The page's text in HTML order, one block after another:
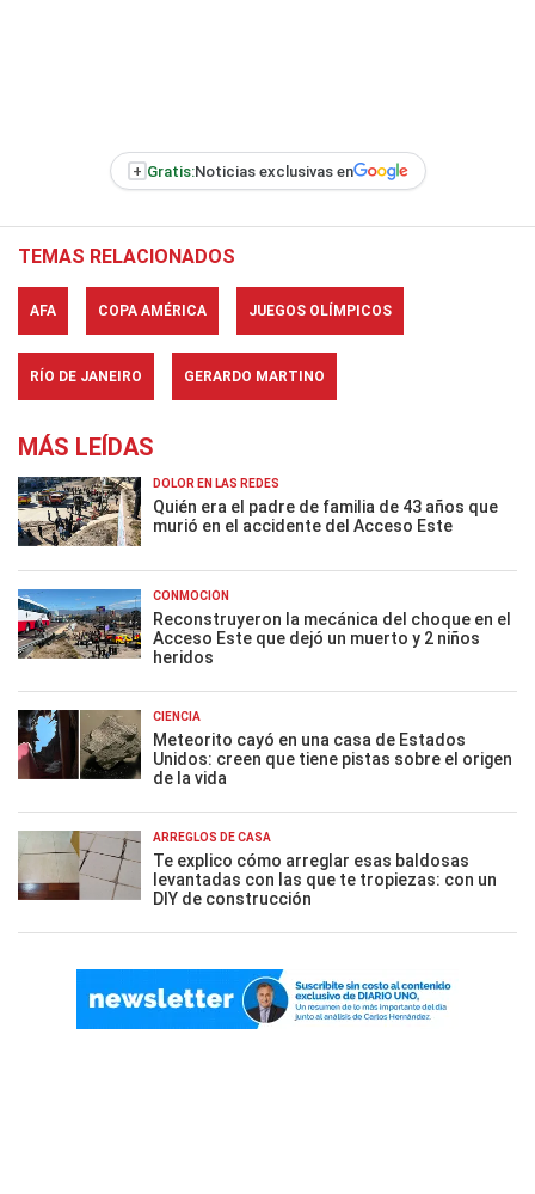
+ Gratis:Noticias exclusivas en
TEMAS RELACIONADOS
AFA COPA AMÉRICA JUEGOS OLÍMPICOS
RÍO DE JANEIRO GERARDO MARTINO
MÁS LEÍDAS
DOLOR EN LAS REDES
Quién era el padre de familia de 43 años que
murió en el accidente del Acceso Este
CONMOCIÓN
Reconstruyeron la mecánica del choque en el
Acceso Este que dejó un muerto y 2 niños
heridos
CIENCIA
Meteorito cayó en una casa de Estados
Unidos: creen que tiene pistas sobre el origen
de la vida
ARREGLOS DE CASA
Te explico cómo arreglar esas baldosas
levantadas con las que te tropiezas: con un
DIY de construcción